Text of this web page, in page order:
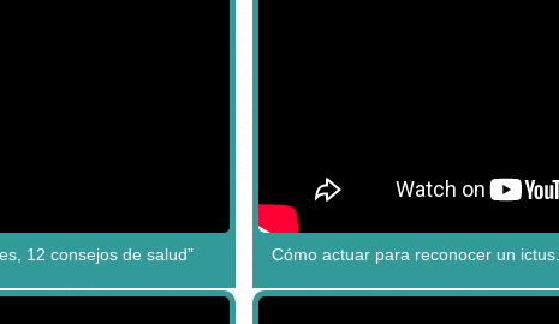
12 consejos de salud” Cómo actuar para reconocer un